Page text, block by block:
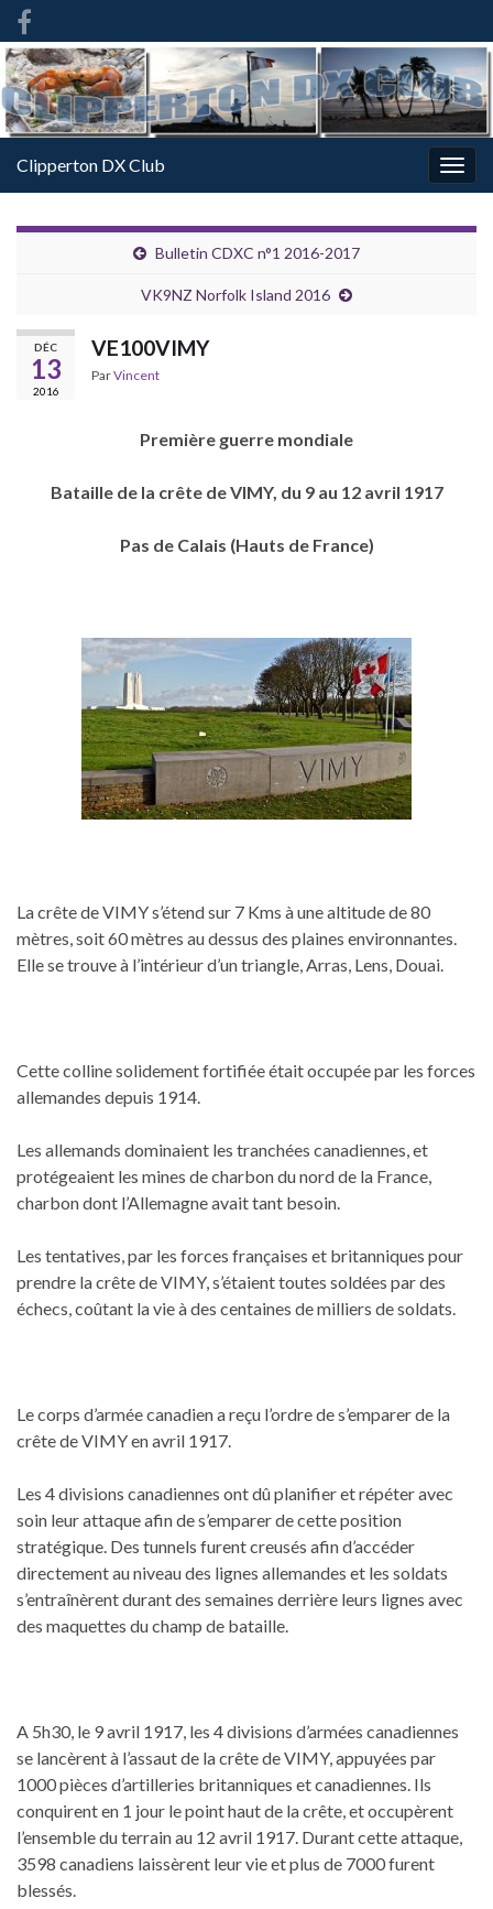
Clipperton DX Club
Bulletin CDXC n°1 2016-2017
VK9NZ Norfolk Island 2016
DÉC
13
2016
VE100VIMY
ParVincent
Première guerre mondiale
Bataille de la crête de VIMY, du 9 au 12 avril 1917
Pas de Calais (Hauts de France)
La crête de VIMY s’étend sur 7 Kms à une altitude de 80
mètres, soit 60 mètres au dessus des plaines environnantes.
Elle se trouve à l’intérieur d’un triangle, Arras, Lens, Douai.
Cette colline solidement fortifiée était occupée par les forces
allemandes depuis 1914.
Les allemands dominaient les tranchées canadiennes, et
protégeaient les mines de charbon du nord de la France,
charbon dont l’Allemagne avait tant besoin.
Les tentatives, par les forces françaises et britanniques pour
prendre la crête de VIMY, s’étaient toutes soldées par des
échecs, coûtant la vie à des centaines de milliers de soldats.
Le corps d’armée canadien a reçu l’ordre de s’emparer de la
crête de VIMY en avril 1917.
Les 4 divisions canadiennes ont dû planifier et répéter avec
soin leur attaque afin de s’emparer de cette position
stratégique. Des tunnels furent creusés afin d’accéder
directement au niveau des lignes allemandes et les soldats
s’entraînèrent durant des semaines derrière leurs lignes avec
des maquettes du champ de bataille.
A 5h30, le 9 avril 1917, les 4 divisions d’armées canadiennes
se lancèrent à l’assaut de la crête de VIMY, appuyées par
1000 pièces d’artilleries britanniques et canadiennes. Ils
conquirent en 1 jour le point haut de la crête, et occupèrent
l’ensemble du terrain au 12 avril 1917. Durant cette attaque,
3598 canadiens laissèrent leur vie et plus de 7000 furent
blessés.